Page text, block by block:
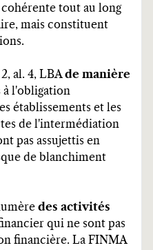
tout au long
mais constituent
al. 4, LBA de manière
à l'obligation
établissements et les
de l'intermédiation
pas assujettis en
de blanchiment
des activités
qui ne sont pas
financière. La FINMA